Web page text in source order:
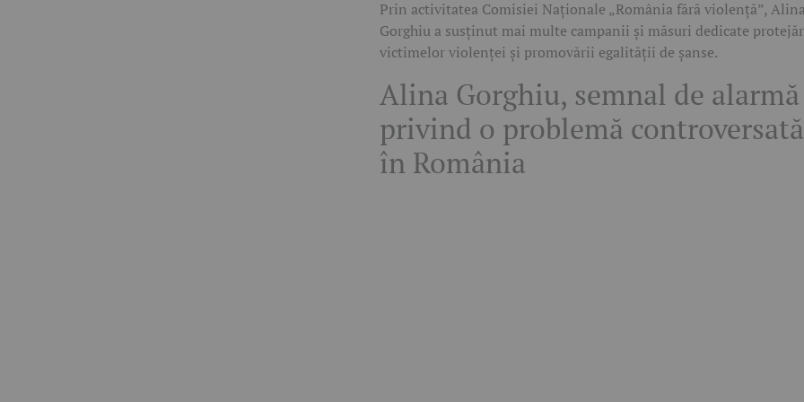
Prin activitatea Comisiei Naționale „România fără violență”,
Gorghiu a susținut mai multe campanii și măsuri dedicate
victimelor violenței și promovării egalității de șanse.
Alina Gorghiu, semnal de alarmă
privind o problemă controversată
în România